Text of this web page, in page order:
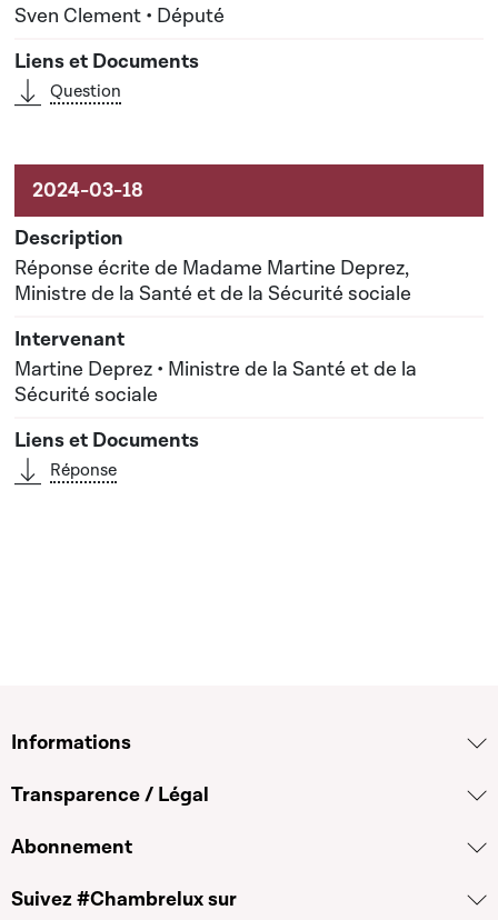
Sven Clement • Député
Question
Réponse écrite de Madame Martine Deprez,
Ministre de la Santé et de la Sécurité sociale
Martine Deprez • Ministre de la Santé et de la
Sécurité sociale
Réponse
Informations
Transparence / Légal
Abonnement
Suivez #Chambrelux sur